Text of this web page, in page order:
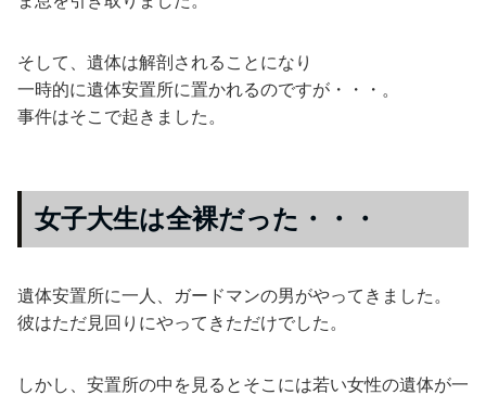
そして、遺体は解剖されることになり
一時的に遺体安置所に置かれるのですが・・・。
事件はそこで起きました。
女子大生は全裸だった・・・
遺体安置所に一人、ガードマンの男がやってきました。
彼はただ見回りにやってきただけでした。
しかし、安置所の中を見るとそこには若い女性の遺体が一